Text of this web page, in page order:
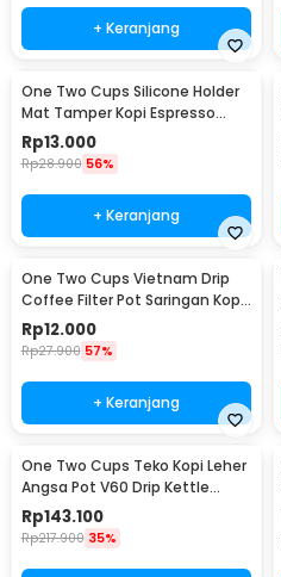
+ Keranjang
One Two Cups Silicone Holder
Mat Tamper Kopi Espresso
Barista - 0310
Rp13.000
Rp28.900 56%
+ Keranjang
One Two Cups Vietnam Drip
Coffee Filter Pot Saringan Kopi
114ml 6Q - LC1
Rp12.000
Rp27.900 57%
+ Keranjang
One Two Cups Teko Kopi Leher
Angsa Pot V60 Drip Kettle
960ml - RF-15
Rp143.100
Rp217.900 35%